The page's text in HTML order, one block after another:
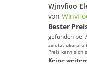
von
Bester
gefunden bei
zuletzt
Preis kann sich
Keine